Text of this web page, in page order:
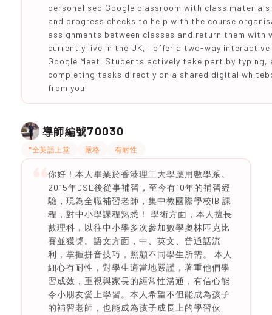
personalised Google classroom with class
and progress checks to help with the course
assignments between classes and return them with
currently live in the UK, I offer a two-way
Google Meet. Students actively take part by typing,
completing tasks directly on a shared digital
from you!
導師編號70030
*全英語上堂 嚴格 有耐性
你好！本人畢業於香港理工大學應用數學系。
2015年DSE後從事補習，至今有10年的補習經
驗，現為全職補習老師，集中教國際學校IB 課
程，對中小學課程熟悉！ 學術方面，本人擅長
數理科，以往中小學多次參加數學奧林匹克比
賽並獲獎。語文方面，中、英文、普通話流
利，掌握拼音技巧，照顧不同學生所需。 本人
細心有耐性，對學生適當地嚴謹，著重他們學
習成效，重視與家長的經常性溝通，有信心能
令小朋友愛上學習。本人希望不但能成為孩子
的補習老師，也能成為孩子成長上的學習伙